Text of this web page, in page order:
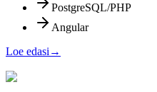
PostgreSQL/PHP
Angular
Loe edasi →